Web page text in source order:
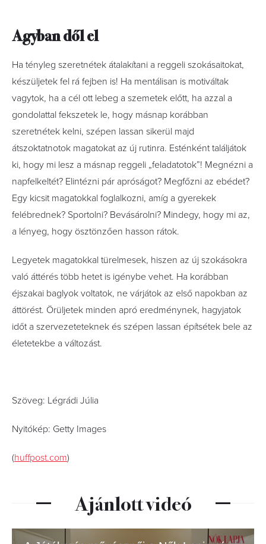
Agyban dől el
Ha tényleg szeretnétek átalakítani a reggeli szokásaitokat,
készüljetek fel rá fejben is! Ha mentálisan is motiváltak
vagytok, ha a cél ott lebeg a szemetek előtt, ha azzal a
gondolattal fekszetek le, hogy másnap korábban
szeretnétek kelni, szépen lassan sikerül majd
átszoktatnotok magatokat az új rutinra. Esténként találjátok
ki, hogy mi lesz a másnap reggeli „feladatotok”! Megnézni a
napfelkeltét? Elintézni pár apróságot? Megfőzni az ebédet?
Egy kicsit magatokkal foglalkozni, amíg a gyerekek
felébrednek? Sportolni? Bevásárolni? Mindegy, hogy mi az,
a lényeg, hogy ösztönzően hasson rátok.
Legyetek magatokkal türelmesek, hiszen az új szokásokra
való áttérés több hetet is igénybe vehet. Ha korábban
éjszakai baglyok voltatok, ne várjátok az első napokban az
áttörést. Örüljetek minden apró eredménynek, hagyjatok
időt a szervezeteteknek és szépen lassan építsétek bele az
életetekbe a változást.
Szöveg: Légrádi Júlia
Nyitókép: Getty Images
(huffpost.com)
Ajánlott videó